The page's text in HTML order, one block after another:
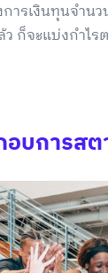
ารเงินทุนจำน
ก็จะแบ่งกำไ
บการส